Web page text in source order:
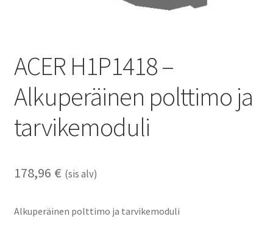
ACER H1P1418 –
Alkuperäinen polttimo ja
tarvikemoduli
178,96 € (sis alv)
Alkuperäinen polttimo ja tarvikemoduli